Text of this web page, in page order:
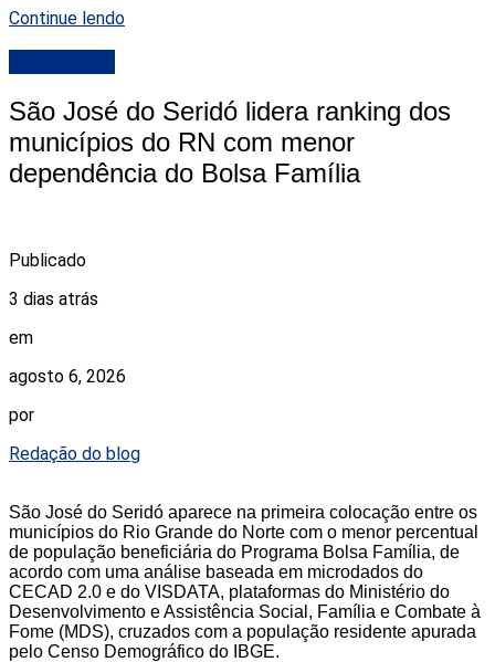
Continue lendo
São José do Seridó lidera ranking dos
municípios do RN com menor
dependência do Bolsa Família
Publicado
3 dias atrás
em
agosto 6, 2026
por
Redação do blog
São José do Seridó aparece na primeira colocação entre os
municípios do Rio Grande do Norte com o menor percentual
de população beneficiária do Programa Bolsa Família, de
acordo com uma análise baseada em microdados do
CECAD 2.0 e do VISDATA, plataformas do Ministério do
Desenvolvimento e Assistência Social, Família e Combate à
Fome (MDS), cruzados com a população residente apurada
pelo Censo Demográfico do IBGE.